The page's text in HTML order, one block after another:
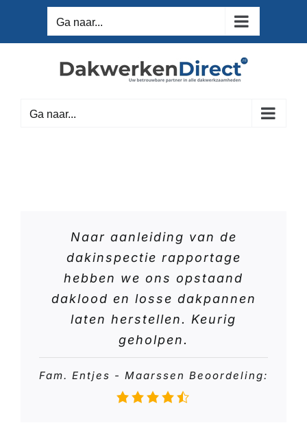
inhoud
Ga naar...
Ga naar...
Naar aanleiding van de
dakinspectie rapportage
hebben we ons opstaand
daklood en losse dakpannen
laten herstellen. Keurig
geholpen.
Fam. Entjes - Maarssen Beoordeling: